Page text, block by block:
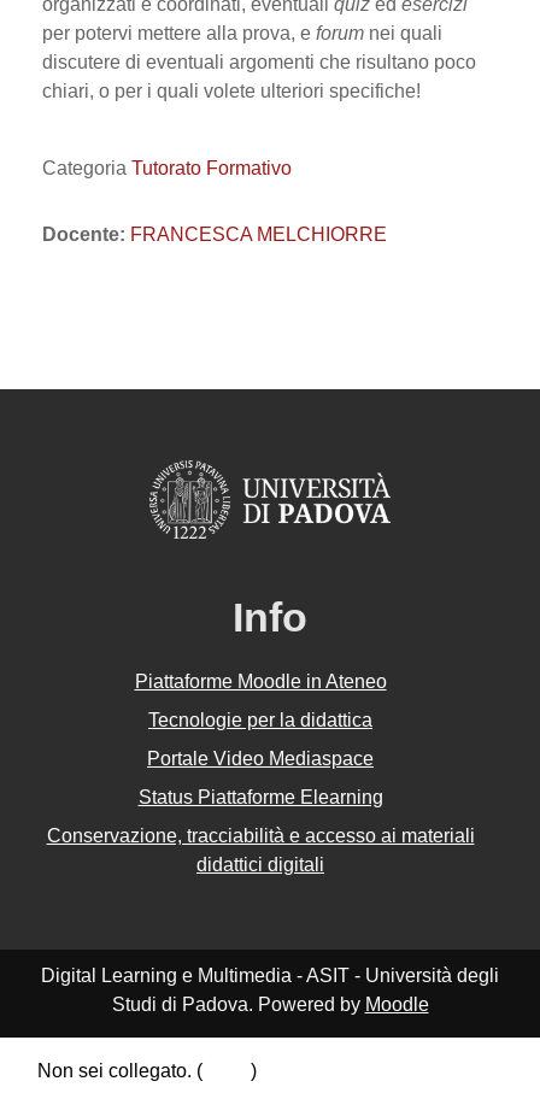
organizzati e coordinati, eventuali quiz ed esercizi
per potervi mettere alla prova, e forum nei quali
discutere di eventuali argomenti che risultano poco
chiari, o per i quali volete ulteriori specifiche!
Categoria Tutorato Formativo
Docente: FRANCESCA MELCHIORRE
Info
Piattaforme Moodle in Ateneo
Tecnologie per la didattica
Portale Video Mediaspace
Status Piattaforme Elearning
Conservazione, tracciabilità e accesso ai materiali
didattici digitali
Digital Learning e Multimedia - ASIT - Università degli
Studi di Padova. Powered by Moodle
Non sei collegato. (
)